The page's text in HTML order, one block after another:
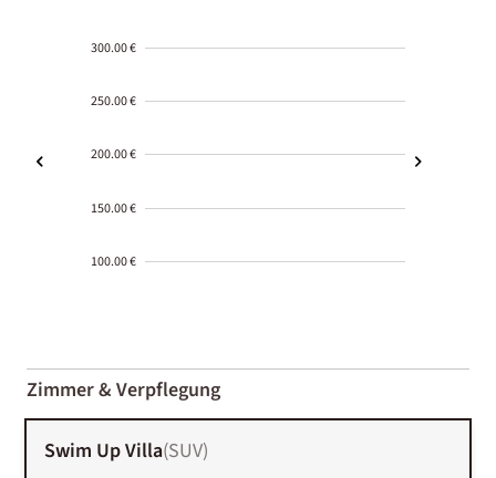
300.00 €
250.00 €
200.00 €
150.00 €
100.00 €
01-02
Zimmer & Verpflegung
Swim Up Villa(SUV)